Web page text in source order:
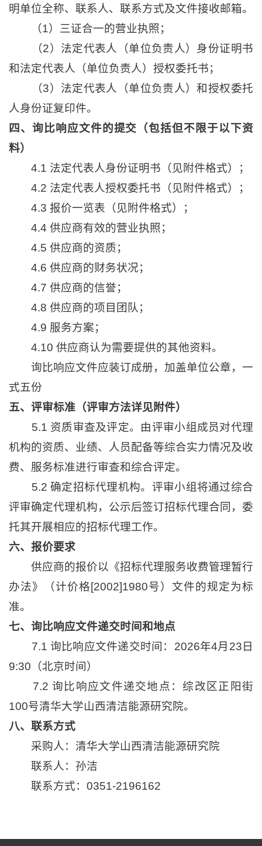
明单位全称、联系人、联系方式及文件接收邮箱。
（1）三证合一的营业执照；
（2）法定代表人（单位负责人）身份证明书
和法定代表人（单位负责人）授权委托书；
（3）法定代表人（单位负责人）和授权委托
人身份证复印件。
四、询比响应文件的提交（包括但不限于以下资
料）
4.1 法定代表人身份证明书（见附件格式）；
4.2 法定代表人授权委托书（见附件格式）；
4.3 报价一览表（见附件格式）；
4.4 供应商有效的营业执照；
4.5 供应商的资质；
4.6 供应商的财务状况；
4.7 供应商的信誉；
4.8 供应商的项目团队；
4.9 服务方案；
4.10 供应商认为需要提供的其他资料。
询比响应文件应装订成册，加盖单位公章，一
式五份
五、评审标准（评审方法详见附件）
5.1 资质审查及评定。由评审小组成员对代理
机构的资质、业绩、人员配备等综合实力情况及收
费、服务标准进行审查和综合评定。
5.2 确定招标代理机构。评审小组将通过综合
评审确定代理机构，公示后签订招标代理合同，委
托其开展相应的招标代理工作。
六、报价要求
供应商的报价以《招标代理服务收费管理暂行
办法》（计价格[2002]1980号）文件的规定为标
准。
七、询比响应文件递交时间和地点
7.1 询比响应文件递交时间：2026年4月23日
9:30（北京时间）
7.2 询比响应文件递交地点：综改区正阳街
100号清华大学山西清洁能源研究院。
八、联系方式
采购人：清华大学山西清洁能源研究院
联系人：孙洁
联系方式：0351-2196162